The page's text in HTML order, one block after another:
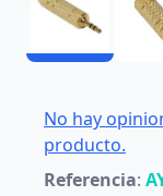
No hay
producto.
Referencia: